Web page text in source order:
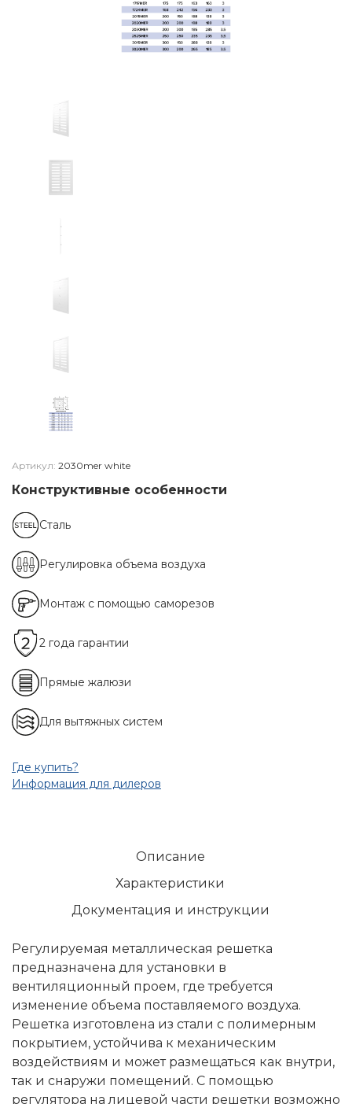
Артикул: 2030mer white
Конструктивные особенности
Сталь
Регулировка объема воздуха
Монтаж с помощью саморезов
2 года гарантии
Прямые жалюзи
Для вытяжных систем
Где купить?
Информация для дилеров
Описание
Характеристики
Документация и инструкции
Регулируемая металлическая решетка
предназначена для установки в
вентиляционный проем, где требуется
изменение объема поставляемого воздуха.
Решетка изготовлена из стали с полимерным
покрытием, устойчива к механическим
воздействиям и может размещаться как внутри,
так и снаружи помещений. С помощью
регулятора на лицевой части решетки возможно